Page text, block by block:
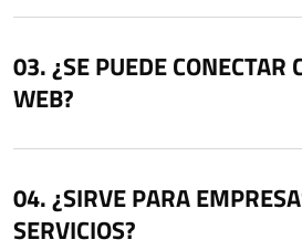
¿SE PUEDE CONECTAR
WEB?
¿SIRVE PARA
SERVICIOS?